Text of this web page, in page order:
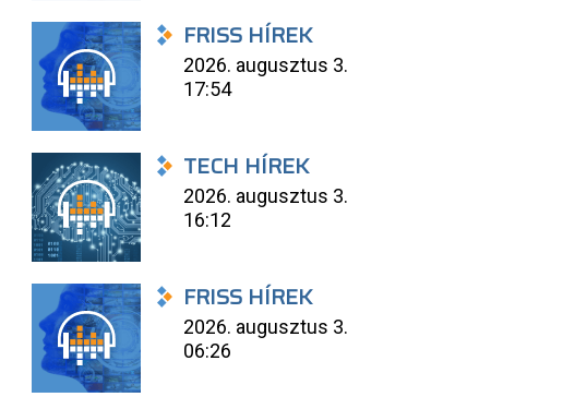
FRISS HÍREK
2026. augusztus 3.
17:54
TECH HÍREK
2026. augusztus 3.
16:12
FRISS HÍREK
2026. augusztus 3.
06:26